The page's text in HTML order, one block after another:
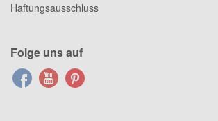
Haftungsausschluss
Folge uns auf